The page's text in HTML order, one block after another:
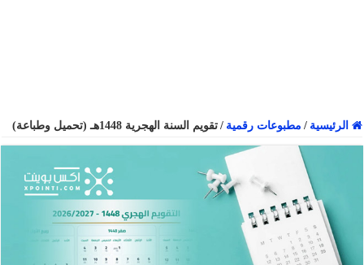
الرئيسية / مطبوعات رقمية / تقويم السنة الهجرية 1448هـ (تحميل وطباعة)